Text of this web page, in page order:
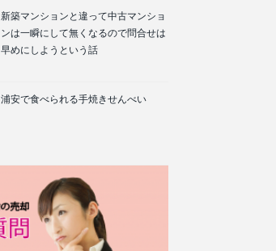
新築マンションと違って中古マンショ
ンは一瞬にして無くなるので問合せは
早めにしようという話
浦安で食べられる手焼きせんべい